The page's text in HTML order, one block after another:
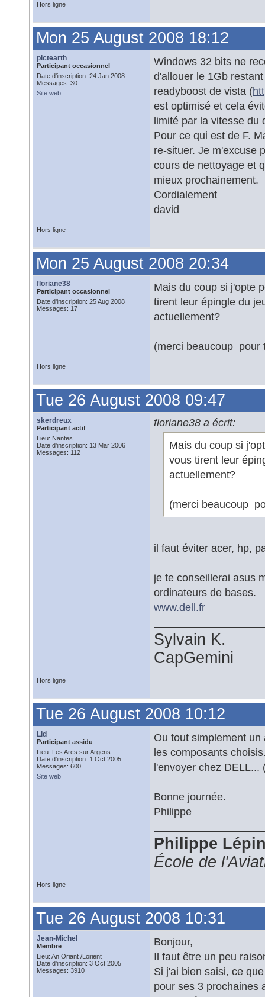
Hors ligne
Mon 25 August 2008 18:12
pictearth
Participant occasionnel
Date d'inscription: 24 Jan 2008
Messages: 30
Site web
Windows 32 bits ne
d'allouer le 1Gb
readyboost de vista (
est optimisé et cela
limité par la vitesse du
Pour ce qui est de F.
re-situer. Je m'excuse
cours de nettoyage et
mieux prochainement.
Cordialement
david
Hors ligne
Mon 25 August 2008 20:34
floriane38
Participant occasionnel
Date d'inscription: 25 Aug 2008
Messages: 17
Mais du coup si j'opte
tirent leur épingle du
actuellement?
(merci beaucoup pour
Hors ligne
Tue 26 August 2008 09:47
skerdreux
Participant actif
Lieu: Nantes
Date d'inscription: 13 Mar 2006
Messages: 112
floriane38 a écrit:
Mais du coup si
vous tirent leur
actuellement?
(merci beaucoup
il faut éviter acer, hp,
je te conseillerai asus
ordinateurs de bases.
www.dell.fr
Sylvain K.
CapGemini
Hors ligne
Tue 26 August 2008 10:12
Lid
Participant assidu
Lieu: Les Arcs sur Argens
Date d'inscription: 1 Oct 2005
Messages: 600
Site web
Ou tout simplement
les composants
l'envoyer chez DELL...
Bonne journée.
Philippe
Philippe
École de
Hors ligne
Tue 26 August 2008 10:31
Jean-Michel
Membre
Lieu: An Oriant /Lorient
Date d'inscription: 3 Oct 2005
Messages: 3910
Bonjour,
Il faut être un peu
Si j'ai bien saisi, ce
pour ses 3 prochaines